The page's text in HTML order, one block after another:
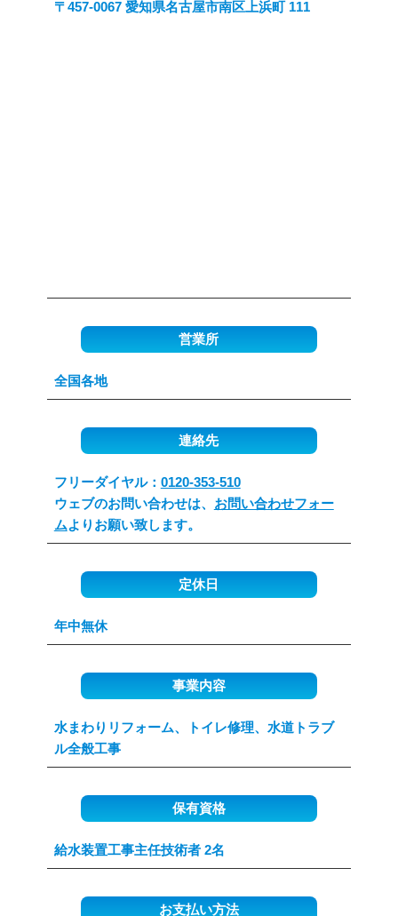
〒457-0067 愛知県名古屋市南区上浜町 111
営業所
全国各地
連絡先
フリーダイヤル： 0120-353-510
ウェブのお問い合わせは、 お問い合わせフォー
ムよりお願い致します。
定休日
年中無休
事業内容
水まわりリフォーム、トイレ修理、水道トラブ
ル全般工事
保有資格
給水装置工事主任技術者 2名
お支払い方法